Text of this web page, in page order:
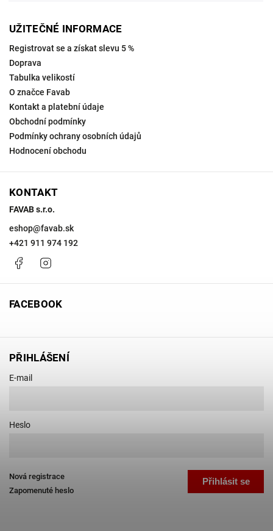
UŽITEČNÉ INFORMACE
Registrovat se a získat slevu 5 %
Doprava
Tabulka velikostí
O značce Favab
Kontakt a platební údaje
Obchodní podmínky
Podmínky ochrany osobních údajů
Hodnocení obchodu
KONTAKT
FAVAB s.r.o.
eshop@favab.sk
+421 911 974 192
Facebook
FACEBOOK
PŘIHLÁŠENÍ
E-mail
Heslo
Přihlásit se
Nová registrace
Zapomenuté heslo